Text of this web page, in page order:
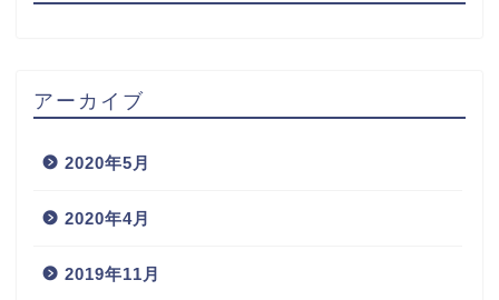
アーカイブ
2020年5月
2020年4月
2019年11月